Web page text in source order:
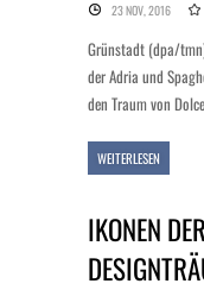
23 NOV, 2016
Grünstadt (dpa/
der Adria und
den Traum von Dolce
WEITERLESEN
IKONEN